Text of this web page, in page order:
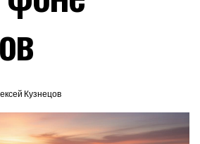
Кузнецов